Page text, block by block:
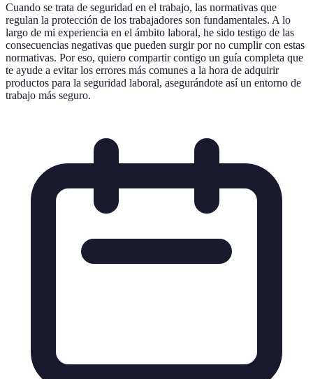
Cuando se trata de seguridad en el trabajo, las normativas que
regulan la protección de los trabajadores son fundamentales. A lo
largo de mi experiencia en el ámbito laboral, he sido testigo de las
consecuencias negativas que pueden surgir por no cumplir con estas
normativas. Por eso, quiero compartir contigo un guía completa que
te ayude a evitar los errores más comunes a la hora de adquirir
productos para la seguridad laboral, asegurándote así un entorno de
trabajo más seguro.